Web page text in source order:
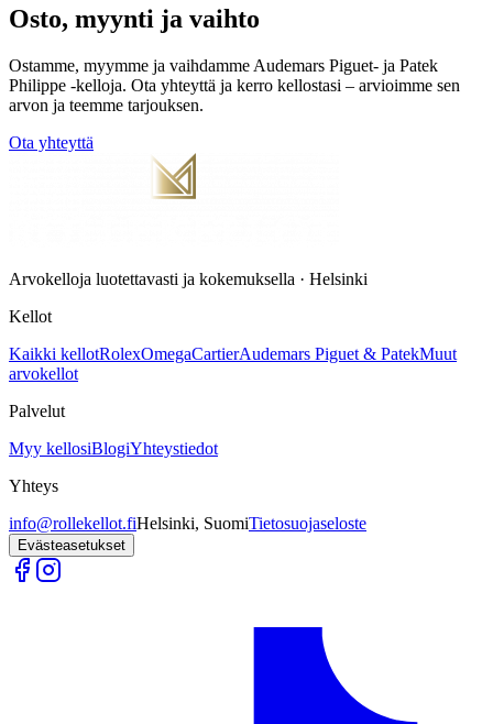
Osto, myynti ja vaihto
Ostamme, myymme ja vaihdamme Audemars Piguet- ja Patek
Philippe -kelloja. Ota yhteyttä ja kerro kellostasi – arvioimme sen
arvon ja teemme tarjouksen.
Ota yhteyttä
Arvokelloja luotettavasti ja kokemuksella · Helsinki
Kellot
Kaikki kellotRolexOmegaCartierAudemars Piguet & PatekMuut
arvokellot
Palvelut
Myy kellosiBlogiYhteystiedot
Yhteys
info@rollekellot.fiHelsinki, SuomiTietosuojaseloste
Evästeasetukset